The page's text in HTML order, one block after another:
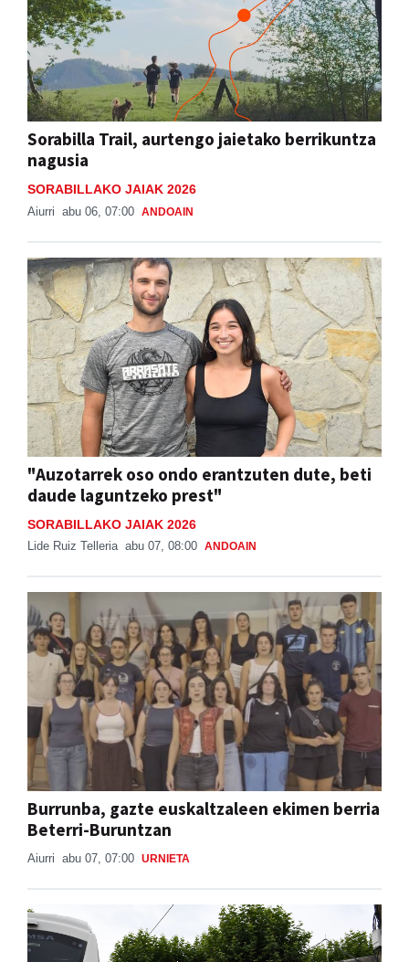
Sorabilla Trail, aurtengo jaietako berrikuntza
nagusia
SORABILLAKO JAIAK 2026
Aiurri abu 06, 07:00 ANDOAIN
"Auzotarrek oso ondo erantzuten dute, beti
daude laguntzeko prest"
SORABILLAKO JAIAK 2026
Lide Ruiz Telleria abu 07, 08:00 ANDOAIN
Burrunba, gazte euskaltzaleen ekimen berria
Beterri-Buruntzan
Aiurri abu 07, 07:00 URNIETA